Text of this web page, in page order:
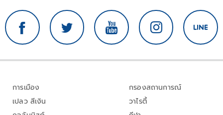
การเมือง
เปลว สีเงิน
กรองสถานการณ์
วาไรตี้